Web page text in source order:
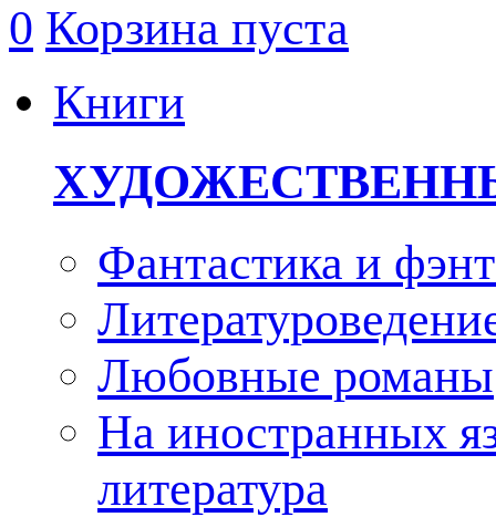
0 Корзина пуста
Книги
Фантастика и
Любовные романы
На иностранных
литература